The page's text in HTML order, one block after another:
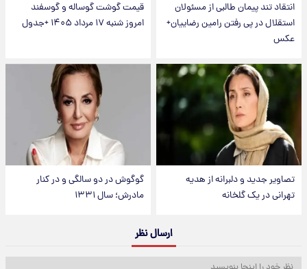
انتقاد تند پیمان طالبی از مسئولان
استقلال در پی رفتن رامین رضاییان+
عکس
قیمت گوشت گوساله و گوسفند
امروز شنبه ۱۷ مرداد ۱۴۰۵ +جدول
تصاویر جدید و دلبرانه از هدیه
تهرانی در یک گلخانه
گوگوش در دو سالگی و در کنار
مادرش؛ سال ۱۳۳۱
ارسال نظر